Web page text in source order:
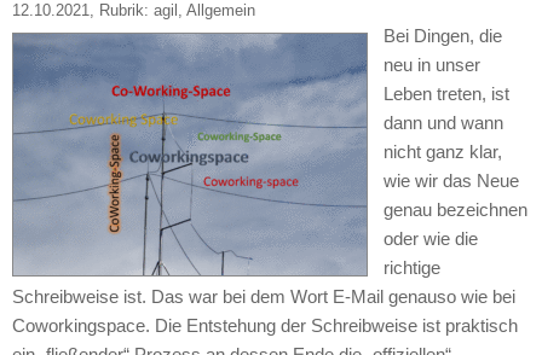
12.10.2021, Rubrik: agil , Allgemein
Bei Dingen, die
neu in unser
Leben treten, ist
dann und wann
nicht ganz klar,
wie wir das Neue
genau bezeichnen
oder wie die
richtige
Schreibweise ist. Das war bei dem Wort E-Mail genauso wie bei
Coworkingspace. Die Entstehung der Schreibweise ist praktisch